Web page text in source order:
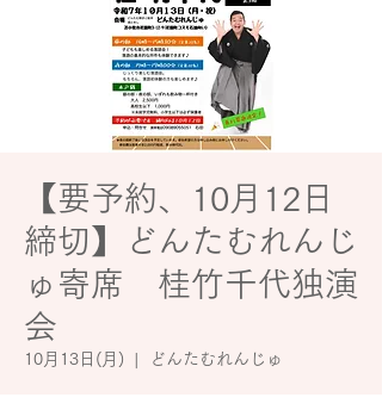
【要予約、10月12日
締切】どんたむれんじ
ゅ寄席 桂竹千代独演
会
10月13日(月) どんたむれんじゅ